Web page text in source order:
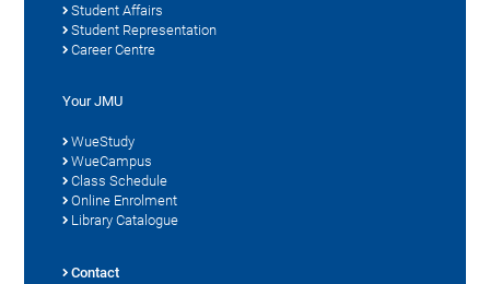
Student Affairs
Student Representation
Career Centre
Your JMU
WueStudy
WueCampus
Class Schedule
Online Enrolment
Library Catalogue
Contact